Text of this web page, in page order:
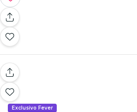
Exclusivo Fever